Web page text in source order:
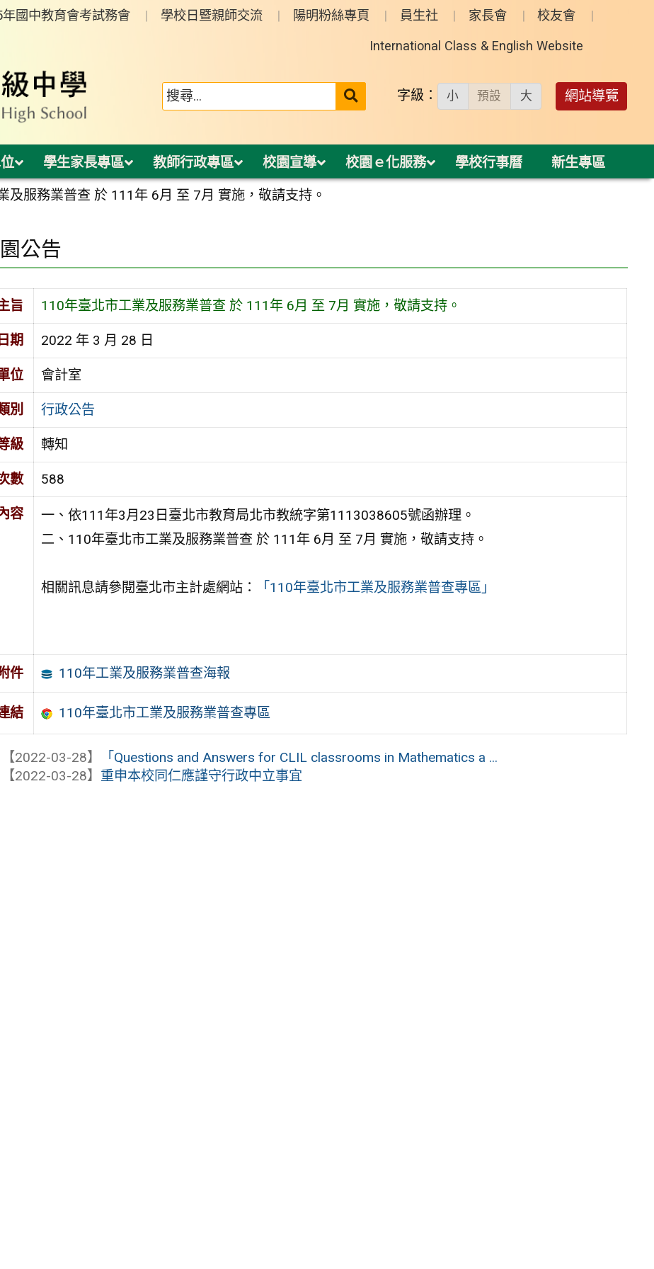
國中教育會考試務會 學校日暨親師交流 陽明粉絲專頁 員生社 家長會 校友會
International Class & English Website
送出 字級： 小 預設 大 網站導覽
學生家長專區 教師行政專區 校園宣導 校園ｅ化服務 學校行事曆 新生專區
及服務業普查 於 111年 6月 至 7月 實施，敬請支持。
公告
旨 110年臺北市工業及服務業普查 於 111年 6月 至 7月 實施，敬請支持。
期 2022 年 3 月 28 日
位 會計室
別 行政公告
級 轉知
數 588
容
一、依111年3月23日臺北市教育局北市教統字第1113038605號函辦理。
二、110年臺北市工業及服務業普查 於 111年 6月 至 7月 實施，敬請支持。
相關訊息請參閱臺北市主計處網站： 「110年臺北市工業及服務業普查專區」
件 110年工業及服務業普查海報
結 110年臺北市工業及服務業普查專區
【2022-03-28】
「Questions and Answers for CLIL classrooms in Mathematics a ...
【2022-03-28】 重申本校同仁應謹守行政中立事宜